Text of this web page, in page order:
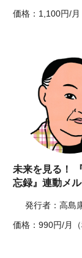
価格：1,100円/月
未来を見る！
忘録』連動メ
発行者：高島
価格：990円/月（